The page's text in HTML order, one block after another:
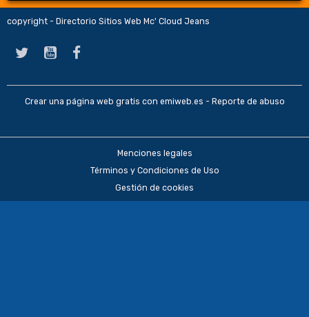
copyright - Directorio Sitios Web Mc' Cloud Jeans
Crear una página web gratis con emiweb.es - Reporte de abuso
Menciones legales
Términos y Condiciones de Uso
Gestión de cookies